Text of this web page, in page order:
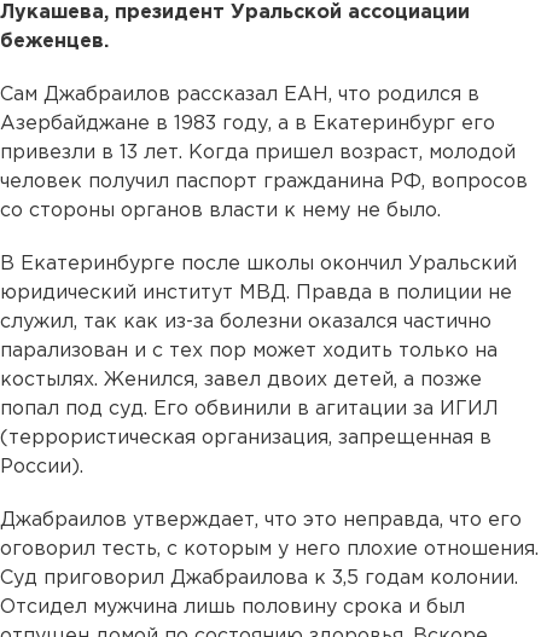
Лукашева, президент Уральской ассоциации
беженцев.
Сам Джабраилов рассказал ЕАН, что родился в
Азербайджане в 1983 году, а в Екатеринбург его
привезли в 13 лет. Когда пришел возраст, молодой
человек получил паспорт гражданина РФ, вопросов
со стороны органов власти к нему не было.
В Екатеринбурге после школы окончил Уральский
юридический институт МВД. Правда в полиции не
служил, так как из-за болезни оказался частично
парализован и с тех пор может ходить только на
костылях. Женился, завел двоих детей, а позже
попал под суд. Его обвинили в агитации за ИГИЛ
(террористическая организация, запрещенная в
России).
Джабраилов утверждает, что это неправда, что его
оговорил тесть, с которым у него плохие отношения.
Суд приговорил Джабраилова к 3,5 годам колонии.
Отсидел мужчина лишь половину срока и был